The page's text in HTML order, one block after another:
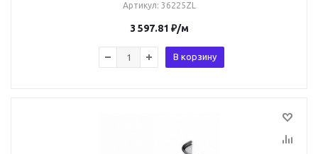
Артикул: 36225ZL
3 597.81 ₽/м
В корзину